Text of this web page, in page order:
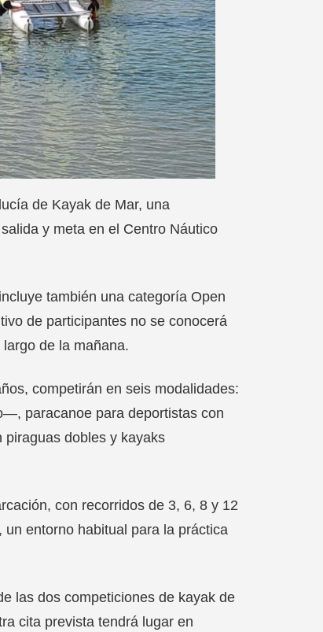
de Kayak de Mar, una
y meta en el Centro Náutico
también una categoría Open
de participantes no se conocerá
de la mañana.
competirán en seis modalidades:
paracanoe para deportistas con
dobles y kayaks
con recorridos de 3, 6, 8 y 12
entorno habitual para la práctica
las dos competiciones de kayak de
cita prevista tendrá lugar en